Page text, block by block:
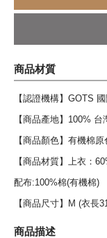
商品材質
【認證機構】GOTS
【商品產地】100% 台
【商品顏色】有機棉原
【商品材質】上衣：
配布:100%棉(有機棉)
【商品尺寸】M (衣長
商品描述